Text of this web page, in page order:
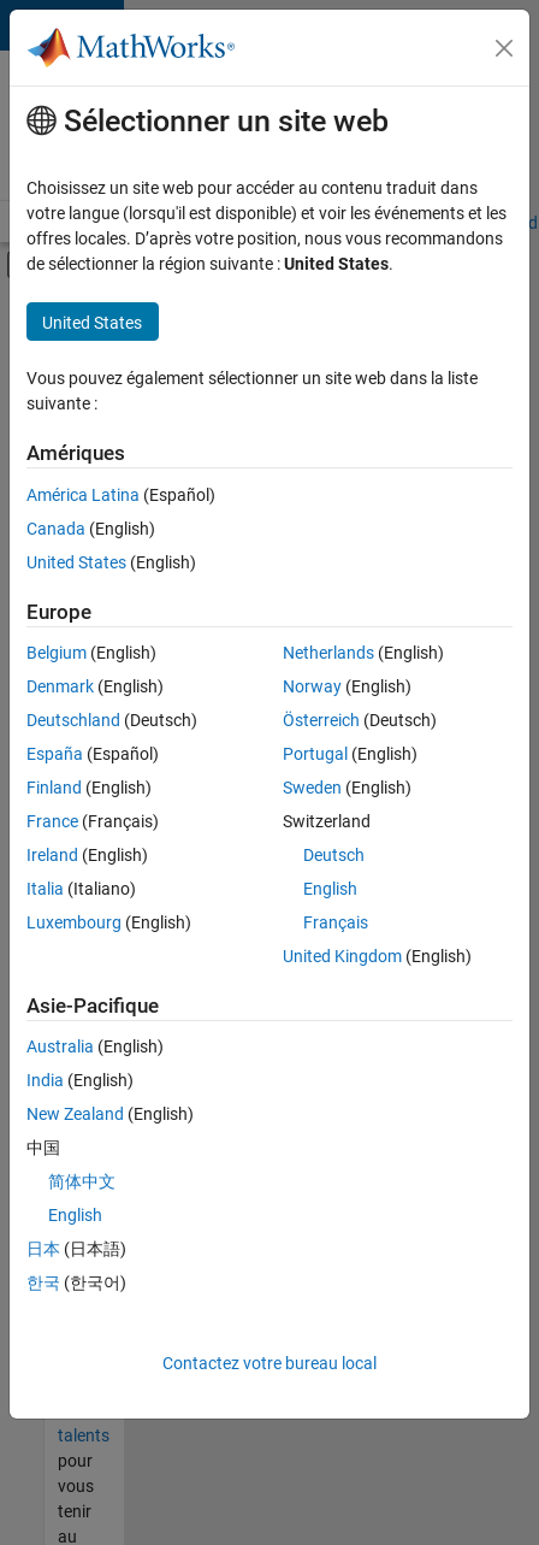
Passer au contenu
Votre
carrière
chez
Accueil Explorer nos opportunités Adresses de nos bureaux
Activer/désactiver l'affichage du menu
Contenu principal
FILTRER PAR
Support client
Opérations commerciales
Services marketing
Actuellement,
aucune
offre
d'emploi
correspondant
à vos
critères
de
recherche.
Vous
pouvez
élargir
votre
recherche
ou
afficher
l’ensemble
d'emploi.
malgré
tout
vous
trouvez
pas
d'offre
corresponde
à vos
talents
pour
vous
tenir
au
Sélectionner un site web
Choisissez un site web pour accéder au contenu traduit dans
votre langue (lorsqu'il est disponible) et voir les événements et les
offres locales. D’après votre position, nous vous recommandons
de sélectionner la région suivante :United States.
United States
Vous pouvez également sélectionner un site web dans la liste
suivante :
Amériques
América Latina (Español)
Canada (English)
United States (English)
Europe
Belgium (English)
Denmark (English)
Deutschland (Deutsch)
España (Español)
Finland (English)
France (Français)
Ireland (English)
Italia (Italiano)
Luxembourg (English)
Netherlands(English)
Norway(English)
Österreich (Deutsch)
Portugal (English)
Sweden (English)
Switzerland
Deutsch
English
Français
United Kingdom(English)
Asie-Pacifique
Australia (English)
India (English)
New Zealand (English)
中国
简体中文
English
日本 (日本語)
한국 (한국어)
Contactez votre bureau local